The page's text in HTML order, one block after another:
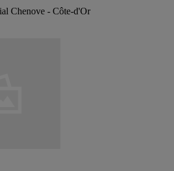
Chenove - Côte-d'Or